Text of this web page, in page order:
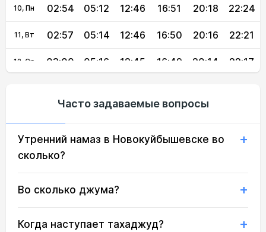
10, Пн 02:54 05:12 12:46 16:51 20:18 22:24
11, Вт 02:57 05:14 12:46 16:50 20:16 22:21
12, Ср 03:00 05:16 12:45 16:49 20:14 22:17
15, Сб 03:10 05:21 12:45 16:46 20:08 22:08
17, Пн 03:16 05:24 22:01
18, Вт 03:18 05:26 12:44 16:42 21:58
Часто задаваемые вопросы
Утренний намаз в Новокуйбышевске во
сколько?
Во сколько джума?
Когда наступает тахаджуд?